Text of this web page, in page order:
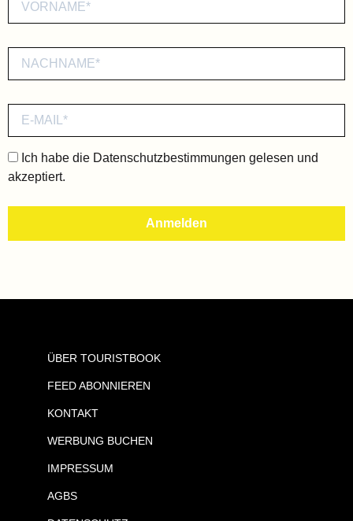
Ich habe die Datenschutzbestimmungen gelesen und
akzeptiert.
ÜBER TOURISTBOOK
FEED ABONNIEREN
KONTAKT
WERBUNG BUCHEN
IMPRESSUM
AGBS